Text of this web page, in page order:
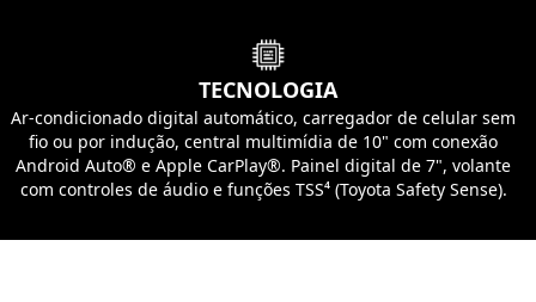
controle de direção.
TECNOLOGIA
Ar-condicionado digital automático, carregador de celular sem
fio ou por indução, central multimídia de 10" com conexão
Android Auto® e Apple CarPlay®. Painel digital de 7", volante
com controles de áudio e funções TSS⁴ (Toyota Safety Sense).